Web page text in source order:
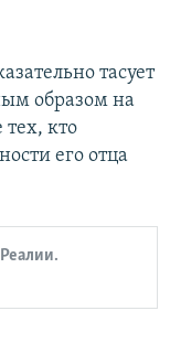
тасует
образом на
кто
его отца